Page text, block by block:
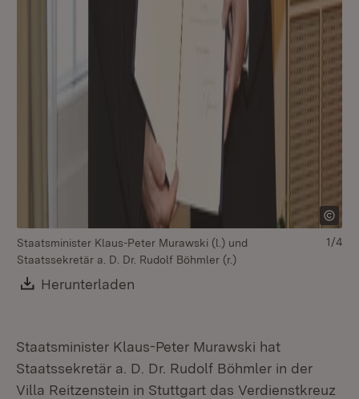
Staatsminister Klaus-Peter Murawski (l.) und
Staatssekretär a. D. Dr. Rudolf Böhmler (r.)
Download:
Herunterladen
1/4
Staatsminister Klaus-Peter Murawski hat
Staatssekretär a. D. Dr. Rudolf Böhmler in der
Villa Reitzenstein in Stuttgart das Verdienstkreuz